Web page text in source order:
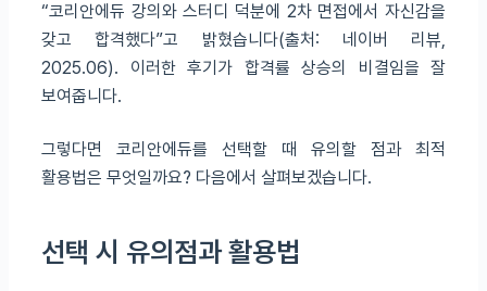
“코리안에듀 강의와 스터디 덕분에 2차 면접에서 자신감을
갖고 합격했다”고 밝혔습니다(출처: 네이버 리뷰,
2025.06). 이러한 후기가 합격률 상승의 비결임을 잘
보여줍니다.
그렇다면 코리안에듀를 선택할 때 유의할 점과 최적
활용법은 무엇일까요? 다음에서 살펴보겠습니다.
선택 시 유의점과 활용법